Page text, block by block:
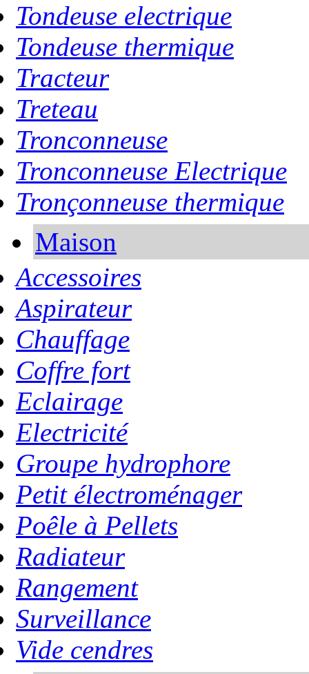
Tondeuse electrique
Tondeuse thermique
Tracteur
Treteau
Tronconneuse
Tronconneuse Electrique
Tronçonneuse thermique
Maison
Accessoires
Aspirateur
Chauffage
Coffre fort
Eclairage
Electricité
Groupe hydrophore
Petit électroménager
Poêle à Pellets
Radiateur
Rangement
Surveillance
Vide cendres